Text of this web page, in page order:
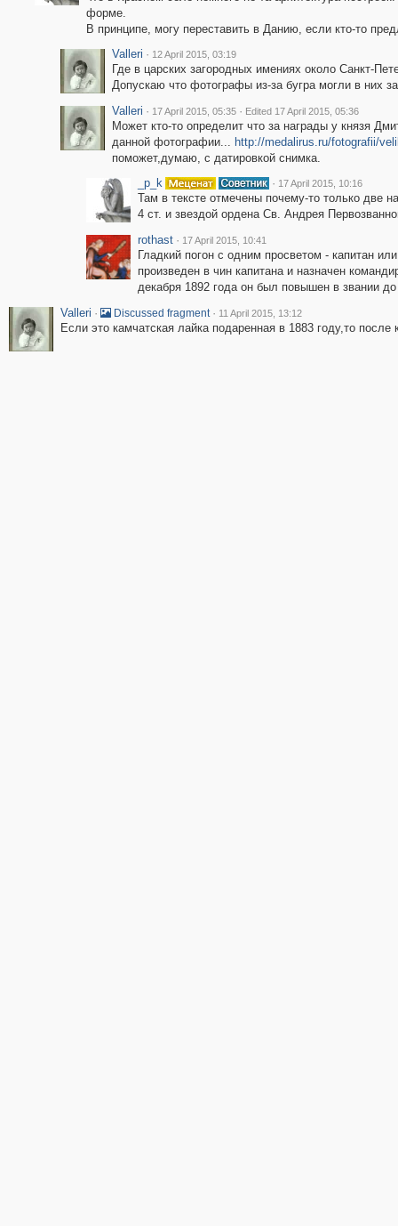
форме.
В принципе, могу переставить в Данию, если кто-то
Valleri · 12 April 2015, 03:19
Где в царских загородных имениях около Санкт-
Допускаю что фотографы из-за бугра могли в них
Valleri · 17 April 2015, 05:35 · Edited 17 April 2015, 05:36
Может кто-то определит что за награды у князя
данной фотографии... http://medalirus.ru/fotografii/
поможет,думаю, с датировкой снимка.
_p_k
· 17 April 2015, 10:16
Там в тексте отмечены почему-то только
4 ст. и звездой ордена Св. Андрея
rothast · 17 April 2015, 10:41
Гладкий погон с одним просветом - капитан
произведен в чин капитана и назначен
декабря 1892 года он был повышен в звании до
Valleri · Discussed fragment · 11 April 2015, 13:12
Если это камчатская лайка подаренная в 1883 году,то